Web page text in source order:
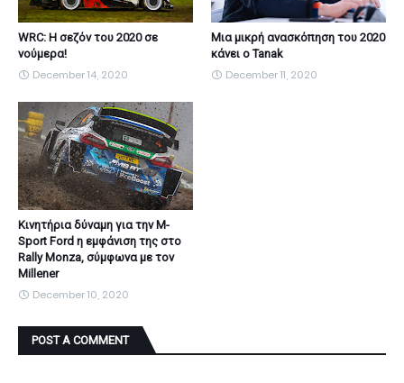
WRC: Η σεζόν του 2020 σε
νούμερα!
December 14, 2020
Μια μικρή ανασκόπηση του 2020
κάνει ο Tanak
December 11, 2020
Κινητήρια δύναμη για την M-
Sport Ford η εμφάνιση της στο
Rally Monza, σύμφωνα με τον
Millener
December 10, 2020
POST A COMMENT